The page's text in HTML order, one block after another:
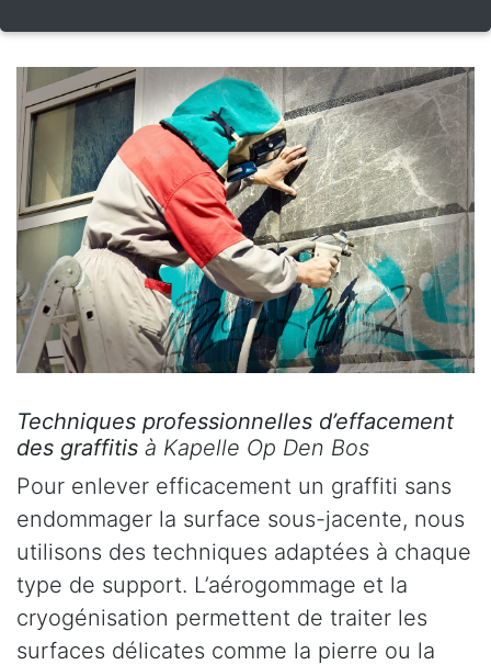
Techniques professionnelles d’effacement
des graffitis à Kapelle Op Den Bos
Pour enlever efficacement un graffiti sans
endommager la surface sous-jacente, nous
utilisons des techniques adaptées à chaque
type de support. L’aérogommage et la
cryogénisation permettent de traiter les
surfaces délicates comme la pierre ou la